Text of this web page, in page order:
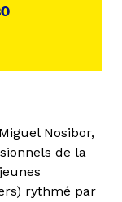
Nosibor,
de la
rythmé par